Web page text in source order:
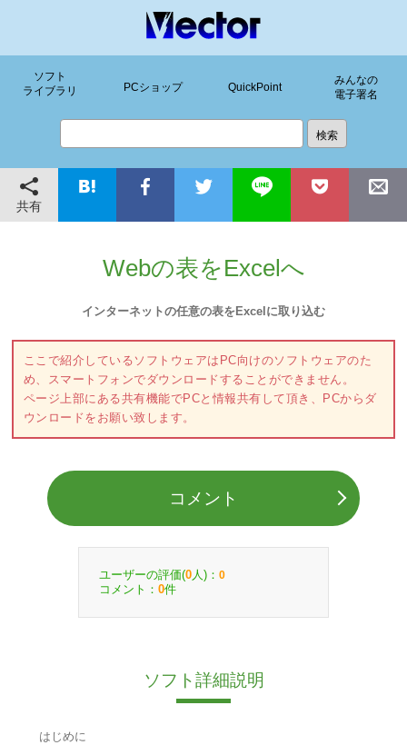
ソフト
ライブラリ
PCショップ QuickPoint
みんなの
電子署名
共有
Webの表をExcelへ
インターネットの任意の表をExcelに取り込む
ここで紹介しているソフトウェアはPC向けのソフトウェアのた
め、スマートフォンでダウンロードすることができません。
ページ上部にある共有機能でPCと情報共有して頂き、PCからダ
ウンロードをお願い致します。
コメント
ユーザーの評価(0 人)： 0
コメント： 0件
ソフト詳細説明
はじめに